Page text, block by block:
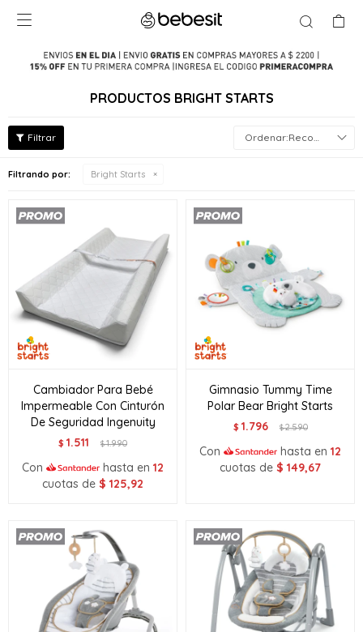

PRODUCTOS BRIGHT STARTS
Recomendados
Filtrando por: Bright Starts
Cambiador Para Bebé
Impermeable Con Cinturón
De Seguridad Ingenuity
$ 1.511 $1.990
Con hasta en 12
cuotas de $ 125,92
Gimnasio Tummy Time
Polar Bear Bright Starts
$ 1.796 $2.590
Con hasta en 12
cuotas de $ 149,67